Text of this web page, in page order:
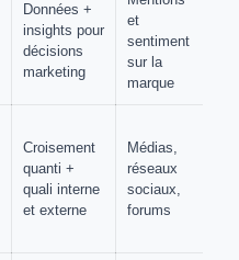
Données +
insights pour
décisions
marketing
et
sentiment
sur la
marque
Croisement
quanti +
quali interne
et externe
Médias,
réseaux
sociaux,
forums